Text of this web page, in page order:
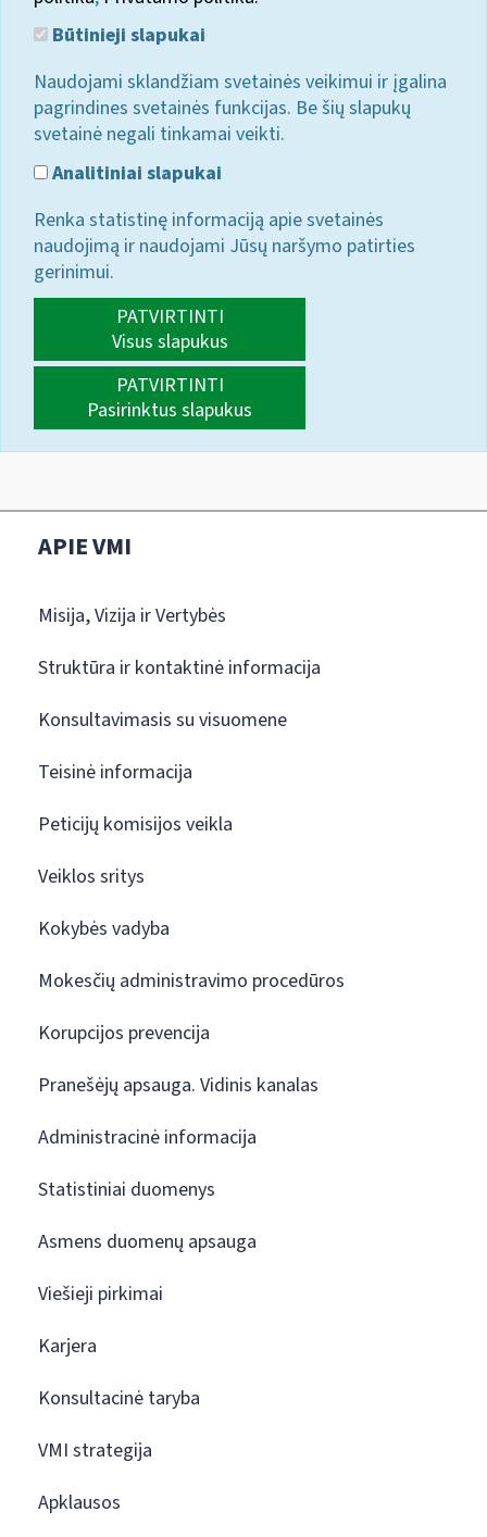
Būtinieji slapukai
Naudojami sklandžiam svetainės veikimui ir įgalina
pagrindines svetainės funkcijas. Be šių slapukų
svetainė negali tinkamai veikti.
Analitiniai slapukai
Renka statistinę informaciją apie svetainės
naudojimą ir naudojami Jūsų naršymo patirties
gerinimui.
PATVIRTINTI
Visus slapukus
PATVIRTINTI
Pasirinktus slapukus
APIE VMI
Misija, Vizija ir Vertybės
Struktūra ir kontaktinė informacija
Konsultavimasis su visuomene
Teisinė informacija
Peticijų komisijos veikla
Veiklos sritys
Kokybės vadyba
Mokesčių administravimo procedūros
Korupcijos prevencija
Pranešėjų apsauga. Vidinis kanalas
Administracinė informacija
Statistiniai duomenys
Asmens duomenų apsauga
Viešieji pirkimai
Karjera
Konsultacinė taryba
VMI strategija
Apklausos